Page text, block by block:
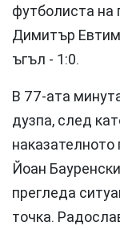
футболиста на
Димитър
ъгъл - 1:0.
В 77-ата
дузпа, след
наказателното
Йоан
прегледа
точка.